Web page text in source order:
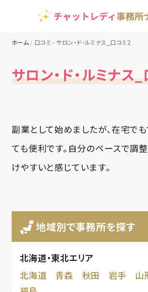
地域別ランキング
コラム
ホーム 口コミ - サロン・ド・ルミナス_口コミ2
サロン・ド・ルミナス
副業として始めましたが、在宅で
ても便利です。自分のペースで調
けやすいと感じています。
地域別で事務所を探す
北海道・東北エリア
北海道
青森 秋田 岩手 山